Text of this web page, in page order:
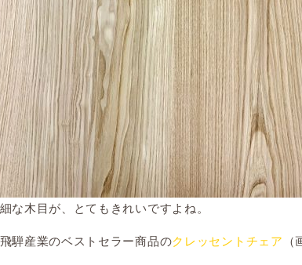
な木目が、とてもきれいですよね。
騨産業のベストセラー商品のクレッセントチェア